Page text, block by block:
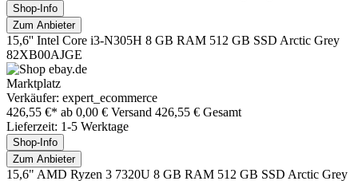
Shop-Info
Zum Anbieter
15,6'' Intel Core i3-N305H 8 GB RAM 512 GB SSD Arctic Grey
82XB00AJGE
Marktplatz
Verkäufer: expert_ecommerce
426,55 €* ab 0,00 € Versand 426,55 € Gesamt
Lieferzeit: 1-5 Werktage
Shop-Info
Zum Anbieter
15,6" AMD Ryzen 3 7320U 8 GB RAM 512 GB SSD Arctic Grey